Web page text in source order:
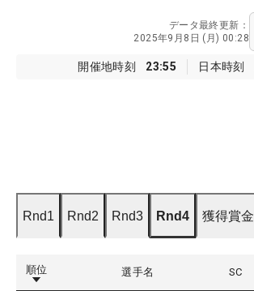
開催地時刻 23:55 日本時刻
データ最終更新：
2025年9月8日 (月) 00:28
Rnd1 Rnd2 Rnd3 Rnd4 獲得賞金
順位 選手名 SC